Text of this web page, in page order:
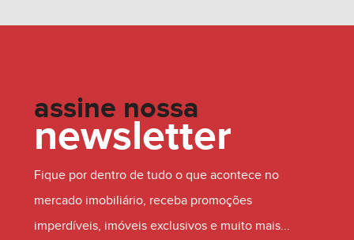
assine nossa
newsletter
Fique por dentro de tudo o que acontece no
mercado imobiliário, receba promoções
imperdíveis, imóveis exclusivos e muito mais...